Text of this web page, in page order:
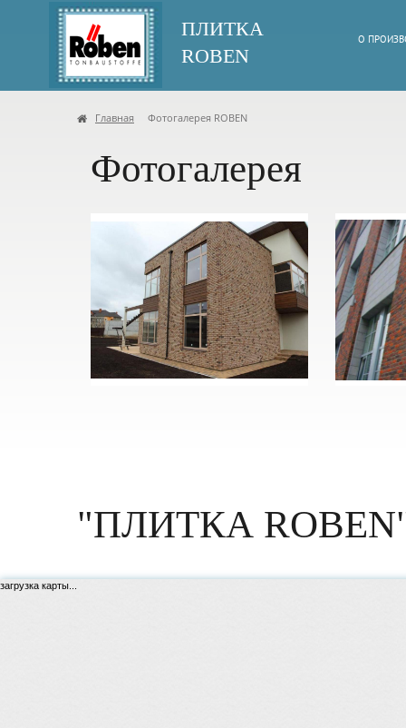
ПЛИТКА
ROBEN
О
Главная Фотогалерея ROBEN
Фотогалерея
"ПЛИТКА
загрузка карты...